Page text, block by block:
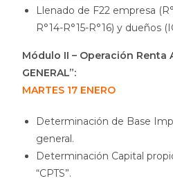
Llenado de F22 empresa
R°14-R°15-R°16) y dueños
Módulo II – Operación Renta
GENERAL”:
MARTES 17 ENERO
Determinación de Base
general.
Determinación Capital
“CPTS”.